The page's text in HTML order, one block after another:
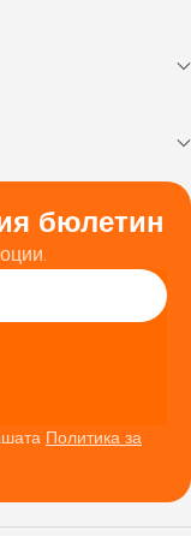
бюлетин
Политика за